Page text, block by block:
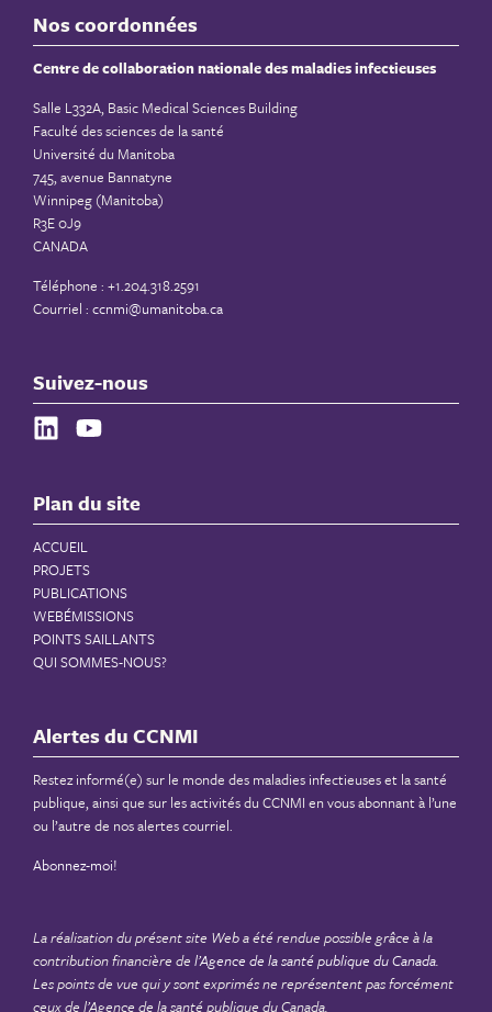
Nos coordonnées
Centre de collaboration nationale des maladies infectieuses
Salle L332A, Basic Medical Sciences Building
Faculté des sciences de la santé
Université du Manitoba
745, avenue Bannatyne
Winnipeg (Manitoba)
R3E 0J9
CANADA
Téléphone : +1.204.318.2591
Courriel : ccnmi@umanitoba.ca
Suivez-nous
Plan du site
ACCUEIL
PROJETS
PUBLICATIONS
WEBÉMISSIONS
POINTS SAILLANTS
QUI SOMMES-NOUS?
Alertes du CCNMI
Restez informé(e) sur le monde des maladies infectieuses et la santé
publique, ainsi que sur les activités du CCNMI en vous abonnant à l’une
ou l’autre de nos alertes courriel.
Abonnez-moi!
La réalisation du présent site Web a été rendue possible grâce à la
contribution financière de l’Agence de la santé publique du Canada.
Les points de vue qui y sont exprimés ne représentent pas forcément
ceux de l’Agence de la santé publique du Canada.